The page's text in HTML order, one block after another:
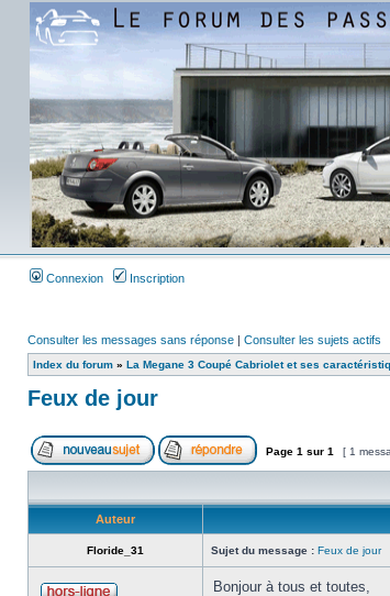
Connexion Inscription
Consulter les messages sans réponse | Consulter les sujets actifs
Index du forum » La Megane 3 Coupé Cabriolet et ses
Feux de jour
Page 1 sur 1 [ 1
Auteur
Floride_31 Sujet du message : Feux de jour
Bonjour à tous et toutes,